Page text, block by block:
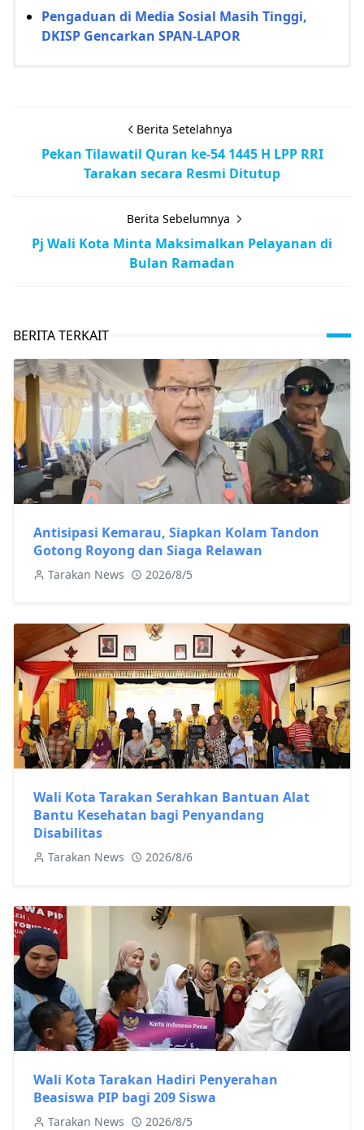
Pengaduan di Media Sosial Masih Tinggi,
DKISP Gencarkan SPAN-LAPOR
Berita Setelahnya
Pekan Tilawatil Quran ke-54 1445 H LPP RRI
Tarakan secara Resmi Ditutup
Berita Sebelumnya
Pj Wali Kota Minta Maksimalkan Pelayanan di
Bulan Ramadan
BERITA TERKAIT
Antisipasi Kemarau, Siapkan Kolam Tandon
Gotong Royong dan Siaga Relawan
Tarakan News 2026/8/5
Wali Kota Tarakan Serahkan Bantuan Alat
Bantu Kesehatan bagi Penyandang
Disabilitas
Tarakan News 2026/8/6
Wali Kota Tarakan Hadiri Penyerahan
Beasiswa PIP bagi 209 Siswa
Tarakan News 2026/8/5